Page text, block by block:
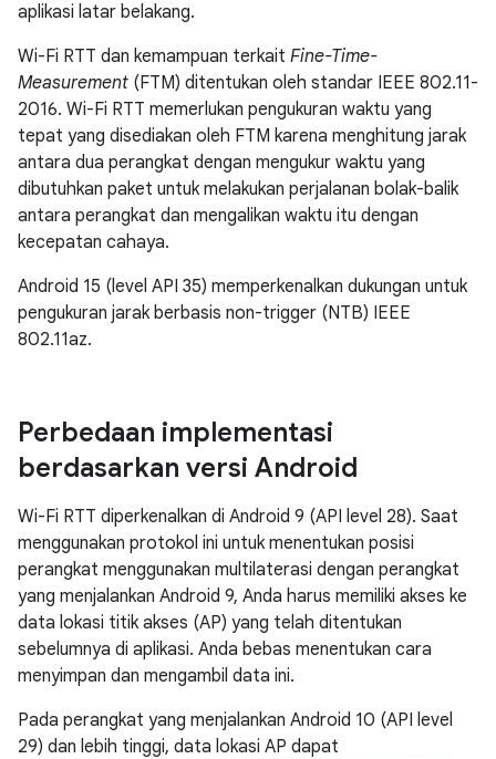
aplikasi latar belakang.
Wi-Fi RTT dan kemampuan terkait Fine-Time-
Measurement (FTM) ditentukan oleh standar IEEE 802.11-
2016. Wi-Fi RTT memerlukan pengukuran waktu yang
tepat yang disediakan oleh FTM karena menghitung jarak
antara dua perangkat dengan mengukur waktu yang
dibutuhkan paket untuk melakukan perjalanan bolak-balik
antara perangkat dan mengalikan waktu itu dengan
kecepatan cahaya.
Android 15 (level API 35) memperkenalkan dukungan untuk
pengukuran jarak berbasis non-trigger (NTB) IEEE
802.11az.
Perbedaan implementasi
berdasarkan versi Android
Wi-Fi RTT diperkenalkan di Android 9 (API level 28). Saat
menggunakan protokol ini untuk menentukan posisi
perangkat menggunakan multilaterasi dengan perangkat
yang menjalankan Android 9, Anda harus memiliki akses ke
data lokasi titik akses (AP) yang telah ditentukan
sebelumnya di aplikasi. Anda bebas menentukan cara
menyimpan dan mengambil data ini.
Pada perangkat yang menjalankan Android 10 (API level
29) dan lebih tinggi, data lokasi AP dapat